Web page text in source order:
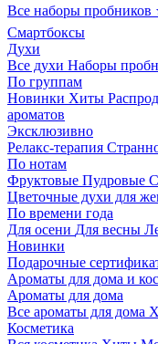
Все наборы пробников
Смартбоксы
Духи
Все духи Наборы
По группам
Новинки Хиты
ароматов
Эксклюзивно
Релакс-терапия
По нотам
Фруктовые Пудровые
Цветочные духи для
По времени года
Для осени Для весны
Новинки
Подарочные
Ароматы для дома и
Ароматы для дома
Все ароматы для дома
Косметика